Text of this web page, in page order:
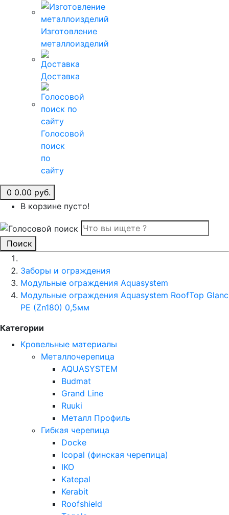
Изготовление
металлоизделий
Доставка
Голосовой
поиск
по
сайту
0 0.00 руб.
В корзине пусто!
Поиск
Заборы и ограждения
Модульные ограждения Aquasystem
Модульные ограждения Aquasystem RoofTop Glanc
PE (Zn180) 0,5мм
Категории
Кровельные материалы
Металлочерепица
AQUASYSTEM
Budmat
Grand Line
Ruuki
Металл Профиль
Гибкая черепица
Docke
Icopal (финская черепица)
IKO
Katepal
Kerabit
Roofshield